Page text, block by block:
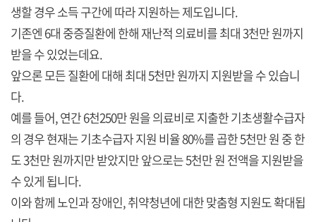
생할 경우 소득 구간에 따라 지원하는 제도입니다.
기존엔 6대 중증질환에 한해 재난적 의료비를 최대 3천만 원까지
받을 수 있었는데요.
앞으론 모든 질환에 대해 최대 5천만 원까지 지원받을 수 있습니
다.
예를 들어, 연간 6천250만 원을 의료비로 지출한 기초생활수급자
의 경우 현재는 기초수급자 지원 비율 80%를 곱한 5천만 원 중 한
도 3천만 원까지만 받았지만 앞으로는 5천만 원 전액을 지원받을
수 있게 됩니다.
이와 함께 노인과 장애인, 취약청년에 대한 맞춤형 지원도 확대됩